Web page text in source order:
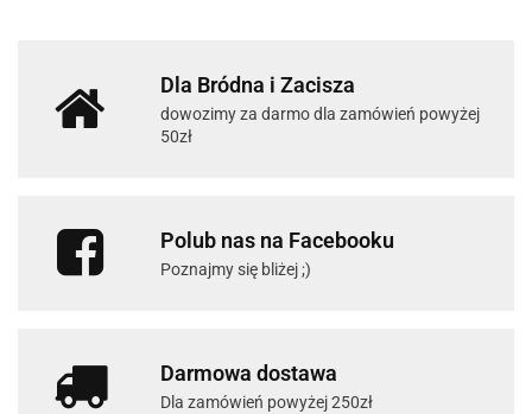
Dla Bródna i Zacisza
dowozimy za darmo dla zamówień powyżej
50zł
Polub nas na Facebooku
Poznajmy się bliżej ;)
Darmowa dostawa
Dla zamówień powyżej 250zł